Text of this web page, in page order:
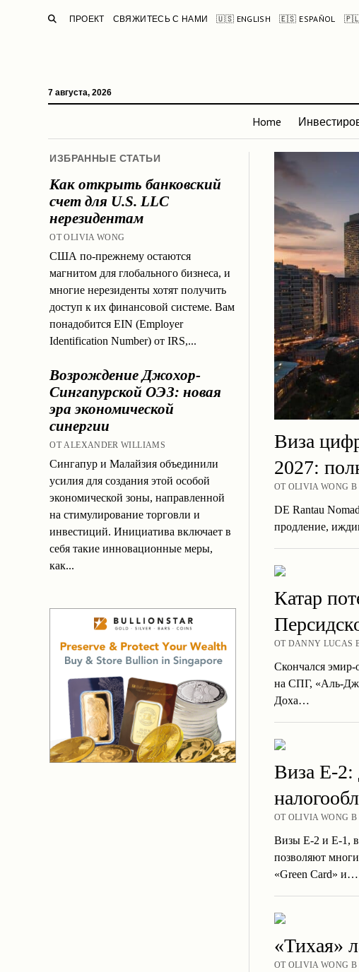
ПОИСК
ПРОЕКТ СВЯЖИТЕСЬ С НАМИ 🇺🇸 ENGLISH 🇪🇸 ESPAÑOL 🇵🇱
7 августа, 2026
Home
ИЗБРАННЫЕ СТАТЬИ
Как открыть банковский
счет для U.S. LLC
нерезидентам
ОТ OLIVIA WONG
США по-прежнему остаются
магнитом для глобального бизнеса, и
многие нерезиденты хотят получить
доступ к их финансовой системе. Вам
понадобится EIN (Employer
Identification Number) от IRS,...
Возрождение Джохор-
Сингапурской ОЭЗ: новая
эра экономической
синергии
ОТ ALEXANDER WILLIAMS
Сингапур и Малайзия объединили
усилия для создания этой особой
экономической зоны, направленной
на стимулирование торговли и
инвестиций. Инициатива включает в
себя такие инновационные меры,
как...
Виза
2027:
ОТ OLIVIA WONG
DE Rantau
продление,
Катар
ОТ DANNY LUCAS
Скончался эмир-
на СПГ, «Аль-
Доха…
Виза E-2:
ОТ OLIVIA WONG
Визы E-2 и E-1,
позволяют
«Green Card» и…
«Тихая»
ОТ OLIVIA WONG